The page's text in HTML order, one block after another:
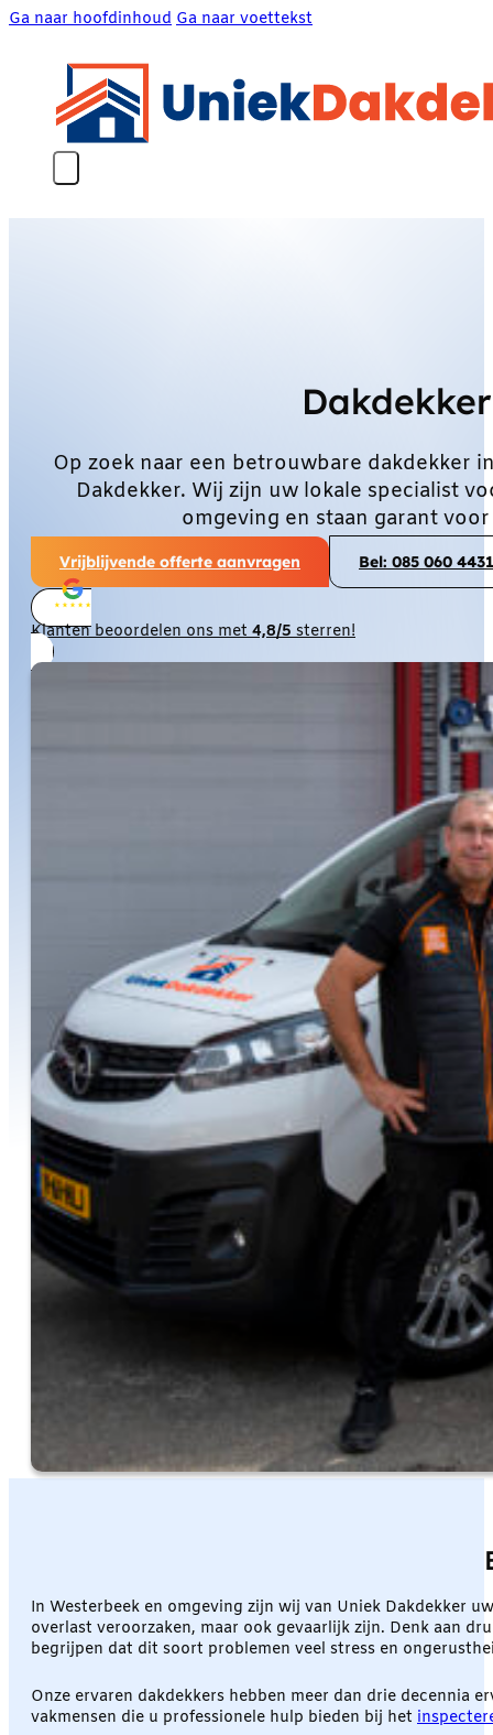
Ga naar hoofdinhoud Ga naar voettekst
Op zoek naar een betrouwbare dakdekker
Dakdekker. Wij zijn uw lokale specialist
omgeving en staan garant
Vrijblijvende offerte aanvragen Bel: 085 060 4431
Klanten beoordelen ons met4,8/5sterren!
In Westerbeek en omgeving zijn wij van Uniek Dakdekker
overlast veroorzaken, maar ook gevaarlijk zijn. Denk aan
begrijpen dat dit soort problemen veel stress en
Onze ervaren dakdekkers hebben meer dan drie decennia
vakmensen die u professionele hulp bieden bij het